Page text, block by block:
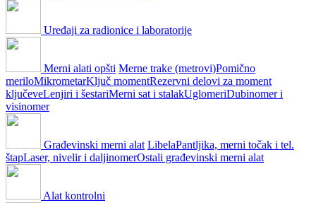
Uređaji za radionice i laboratorije
Merni alati opšti Merne trake (metrovi)Pomično
meriloMikrometarKljuč momentRezervni delovi za moment
ključeveLenjiri i šestariMerni sat i stalakUglomeriDubinomer i
visinomer
Građevinski merni alat LibelaPantljika, merni točak i tel.
štapLaser, nivelir i daljinomerOstali građevinski merni alat
Alat kontrolni